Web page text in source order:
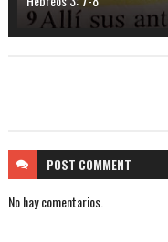
POST COMMENT
No hay comentarios.